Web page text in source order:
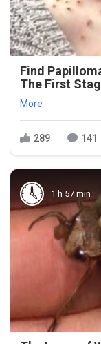
Find
The First
More
289 141
1 h 57 min